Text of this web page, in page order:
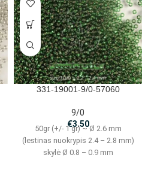
331-19001-9/0-57060
9/0
€3.50
50gr (+/- 1 gr) ~ Ø 2.6 mm
(lestinas nuokrypis 2.4 – 2.8 mm)
skylė Ø 0.8 – 0.9 mm